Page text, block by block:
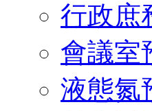
行政庶
會議室
液態氮